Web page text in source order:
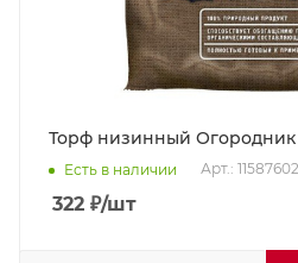
Есть в наличии Арт.: 11587602
322 ₽/шт